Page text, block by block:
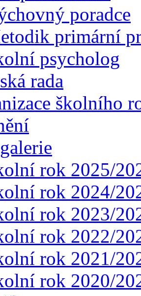
poradce
primární
psycholog
rada
školního
rok 2025/
rok 2024/
rok 2023/
rok 2022/
rok 2021/
rok 2020/